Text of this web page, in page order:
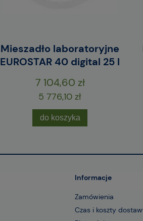
Mieszadło laboratoryjne
EUROSTAR 40 digital 25 l
7 104,60 zł
5 776,10 zł
do koszyka
Informacje
Zamówienia
Czas i koszty